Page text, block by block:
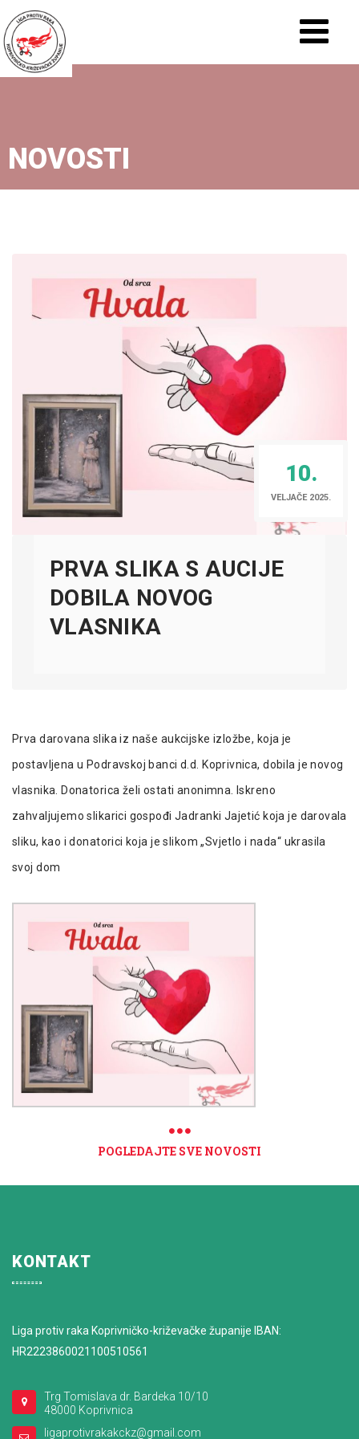
NOVOSTI
10.
VELJAČE 2025.
PRVA SLIKA S AUCIJE
DOBILA NOVOG
VLASNIKA
Prva darovana slika iz naše aukcijske izložbe, koja je
postavljena u Podravskoj banci d.d. Koprivnica, dobila je novog
vlasnika. Donatorica želi ostati anonimna. Iskreno
zahvaljujemo slikarici gospođi Jadranki Jajetić koja je darovala
sliku, kao i donatorici koja je slikom „Svjetlo i nada“ ukrasila
svoj dom
POGLEDAJTE SVE NOVOSTI
KONTAKT
Liga protiv raka Koprivničko-križevačke županije IBAN:
HR2223860021100510561
Trg Tomislava dr. Bardeka 10/10
48000 Koprivnica
ligaprotivrakakckz@gmail.com